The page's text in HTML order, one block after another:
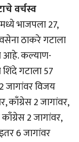
वर्चस्व
भाजपला 27,
ठाकरे गटाला
आहे. कल्याण-
गटाला 57
जागांवर विजय
काँग्रेस 2 जागांवर,
2 जागांवर,
6 जागांवर